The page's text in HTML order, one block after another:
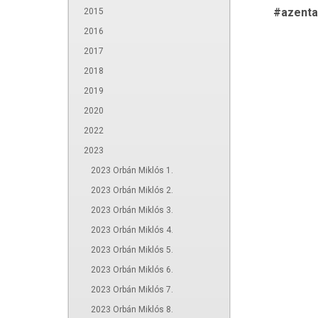
2015
2016
2017
2018
2019
2020
2022
2023
2023 Orbán Miklós 1.
2023 Orbán Miklós 2.
2023 Orbán Miklós 3.
2023 Orbán Miklós 4.
2023 Orbán Miklós 5.
2023 Orbán Miklós 6.
2023 Orbán Miklós 7.
2023 Orbán Miklós 8.